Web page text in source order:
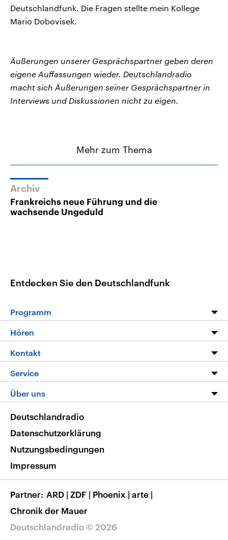
Deutschlandfunk. Die Fragen stellte mein Kollege
Mario Dobovisek.
Äußerungen unserer Gesprächspartner geben deren
eigene Auffassungen wieder. Deutschlandradio
macht sich Äußerungen seiner Gesprächspartner in
Interviews und Diskussionen nicht zu eigen.
Mehr zum Thema
Archiv
Frankreichs neue Führung und die
wachsende Ungeduld
Entdecken Sie den Deutschlandfunk
Programm
Programm
Die Nachrichten
Nachrichtenleicht
Neue Beiträge auf dlf.de
Hören
Livestream
Podcasts
Deutschlandfunk App
Nachrichten App
Frequenzen
Kontakt
Hörerservice
Service
FAQ
Veranstaltungen
Musikliste
RSS
Über uns
Barrierefreiheit
Deutschlandradio © 2026
Deutschlandradio
Datenschutzerklärung
Nutzungsbedingungen
Impressum
Partner ARD | ZDF | Phoenix | arte |
Chronik der Mauer